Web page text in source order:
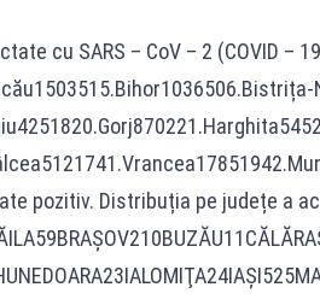
cu SARS – CoV – 2
pozitiv. Distribuția pe județe a